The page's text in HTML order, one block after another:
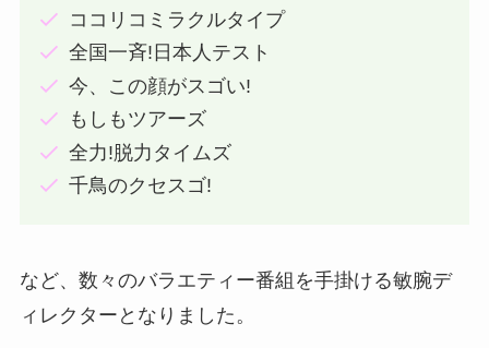
ココリコミラクルタイプ
全国一斉!日本人テスト
今、この顔がスゴい!
もしもツアーズ
全力!脱力タイムズ
千鳥のクセスゴ!
など、数々のバラエティー番組を手掛ける敏腕デ
ィレクターとなりました。